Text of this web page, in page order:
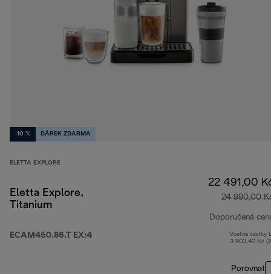
-10 % DÁREK ZDARMA
ELETTA EXPLORE
Eletta Explore,
Titanium
ECAM450.86.T EX:4
22 491,00
24 990,00
Doporučená
Včetně částky
3 903,40 Kč
Porovnat